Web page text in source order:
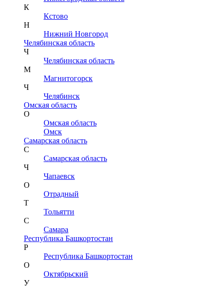
К
Кстово
Н
Нижний Новгород
Челябинская область
Ч
Челябинская область
М
Магнитогорск
Ч
Челябинск
Омская область
О
Омская область
Омск
Самарская область
С
Самарская область
Ч
Чапаевск
О
Отрадный
Т
Тольятти
С
Самара
Республика Башкортостан
Р
Республика Башкортостан
О
Октябрьский
У